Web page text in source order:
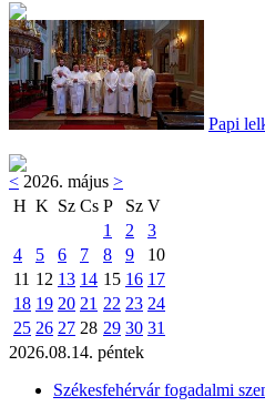
Papi
< 2026. május >
H K Sz Cs P Sz V
1
2
3
4
5 6 7 8 9
10
11 12 13 14 15 16 17
18 19 20 21 22 23 24
25 26 27 28 29 30 31
2026.08.14. péntek
Székesfehérvár fogadalmi